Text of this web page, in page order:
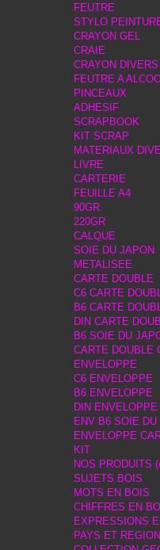
FEUTRE
STYLO
CRAYON GEL
CRAIE
CRAYON DIVERS
FEUTRE A
PINCEAUX
ADHESIF
SCRAPBOOK
KIT SCRAP
MATERIAUX
LIVRE
CARTERIE
FEUILLE A4
90GR
220GR
CALQUE
SOIE DU JAPON
METALISEE
CARTE DOUBLE
C6 CARTE
B6 CARTE
DIN CARTE
B6 SOIE DU
CARTE DOUBLE
ENVELOPPE
C6 ENVELOPPE
B6 ENVELOPPE
DIN ENVELOPPE
ENV B6 SOIE DU
ENVELOPPE
KIT
NOS PRODUITS
SUJETS BOIS
MOTS EN BOIS
CHIFFRES EN
EXPRESSIONS
PAYS ET